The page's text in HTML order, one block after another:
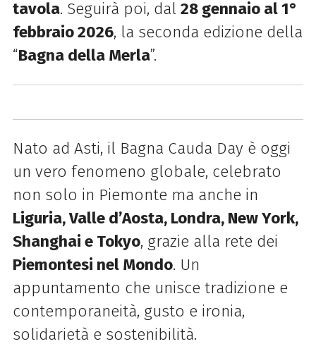
tavola. Seguirà poi, dal 28 gennaio al 1°
febbraio 2026, la seconda edizione della
“Bagna della Merla”.
Nato ad Asti, il Bagna Cauda Day è oggi
un vero fenomeno globale, celebrato
non solo in Piemonte ma anche in
Liguria, Valle d’Aosta, Londra, New York,
Shanghai e Tokyo, grazie alla rete dei
Piemontesi nel Mondo. Un
appuntamento che unisce tradizione e
contemporaneità, gusto e ironia,
solidarietà e sostenibilità.